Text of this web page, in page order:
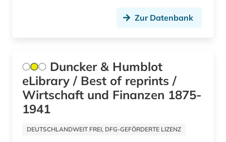
bauplanungsrecht (1)
baustoffe (1)
bautechnik (1)
Zur Datenbank
Duncker & Humblot
eLibrary / Best of reprints /
Wirtschaft und Finanzen 1875-
1941
DEUTSCHLANDWEIT FREI, DFG-GEFÖRDERTE LIZENZ